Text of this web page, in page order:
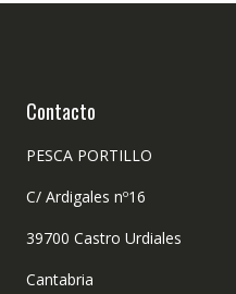
Contacto
PESCA PORTILLO
C/ Ardigales nº16
39700 Castro Urdiales
Cantabria